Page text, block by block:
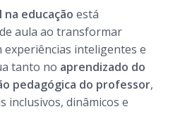
educação está
aula ao transformar
experiências inteligentes e
tanto no aprendizado do
pedagógica do professor,
inclusivos, dinâmicos e